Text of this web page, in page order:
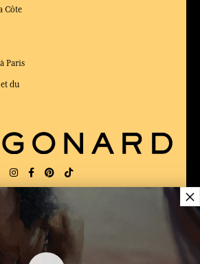
Côte
Paris
du
LANGUE:
×